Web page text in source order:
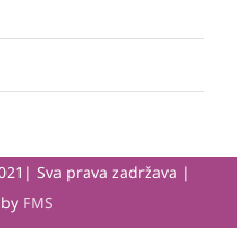
Sva prava zadržava |
FMS